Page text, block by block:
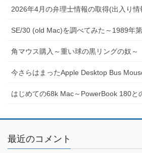
2026年4月の弁理士情報の取得(出入り情
SE/30 (old Mac)を調べてみた～1989年
角マウス購入～重い球の黒リングの奴～
今さらはまったApple Desktop Bus
はじめての68k Mac～PowerBook 180と
最近のコメント